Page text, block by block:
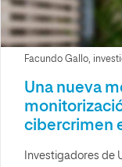
Facundo Gallo,
Una nueva
cibercrimen
Investigadores de